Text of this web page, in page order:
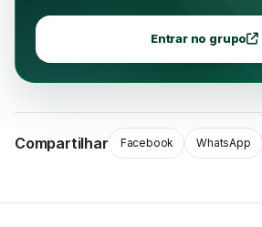
Entrar no grupo
Compartilhar Facebook WhatsApp